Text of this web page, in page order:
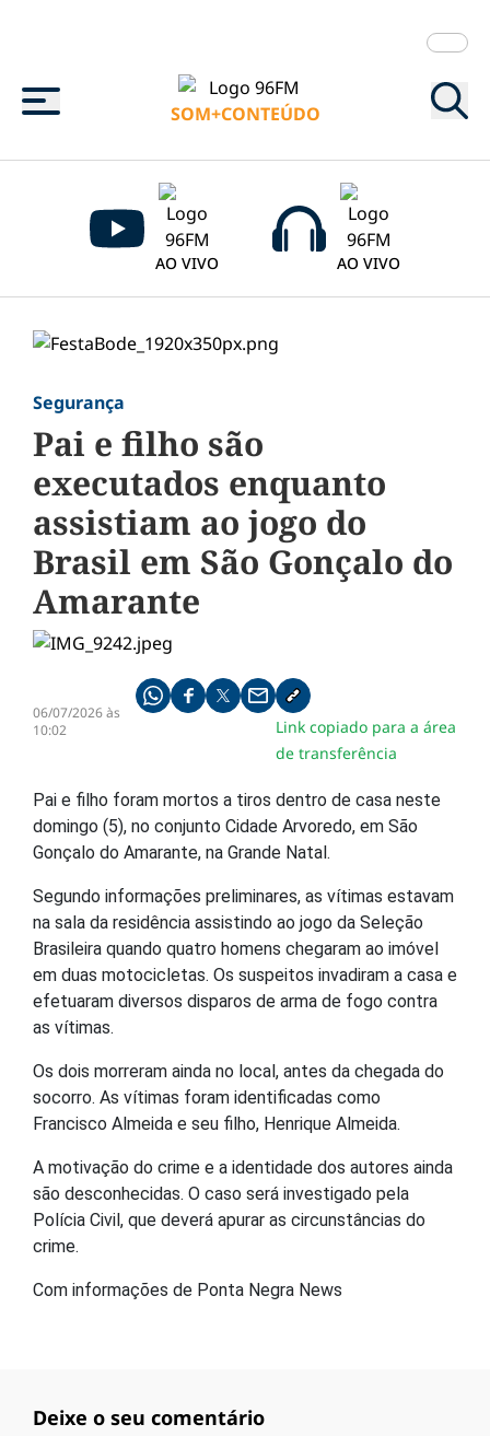
Menu
SOM+CONTEÚDO
AO VIVO AO VIVO
Segurança
Pai e filho são
executados enquanto
assistiam ao jogo do
Brasil em São Gonçalo do
Amarante
06/07/2026 às
10:02
Compartilhe pelo whatsapp
Compartilhar no facebook
Compartilhar no twitter
Compartilhe pelo email
Copiar link da notícia
Link copiado para a área
de transferência
Pai e filho foram mortos a tiros dentro de casa neste
domingo (5), no conjunto Cidade Arvoredo, em São
Gonçalo do Amarante, na Grande Natal.
Segundo informações preliminares, as vítimas estavam
na sala da residência assistindo ao jogo da Seleção
Brasileira quando quatro homens chegaram ao imóvel
em duas motocicletas. Os suspeitos invadiram a casa e
efetuaram diversos disparos de arma de fogo contra
as vítimas.
Os dois morreram ainda no local, antes da chegada do
socorro. As vítimas foram identificadas como
Francisco Almeida e seu filho, Henrique Almeida.
A motivação do crime e a identidade dos autores ainda
são desconhecidas. O caso será investigado pela
Polícia Civil, que deverá apurar as circunstâncias do
crime.
Com informações de Ponta Negra News
Deixe o seu comentário